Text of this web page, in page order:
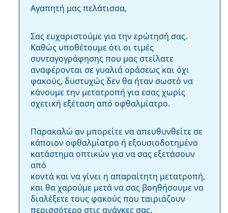
Αγαπητή μας πελάτισσα,
Σας ευχαριστούμε για την ερώτησή σας.
Καθώς υποθέτουμε ότι οι τιμές
συνταγογράφησης που μας στείλατε
αναφέρονται σε γυαλιά οράσεως και όχι
φακούς, δυστυχώς δεν θα ήταν σωστό να
κάνουμε την μετατροπή για εσας χωρίς
σχετική εξέταση από οφθαλμίατρο.
Παρακαλώ αν μπορείτε να απευθυνθείτε σε
κάποιον οφθαλμίατρο ή εξουσιοδοτημένο
κατάστημα οπτικών για να σας εξετάσουν
από
κοντά και να γίνει η απαραίτητη μετατροπή,
και θα χαρούμε μετά να σας βοηθήσουμε να
διαλέξετε τους φακούς που ταιριάζουν
περισσότερο στις ανάγκες σας.